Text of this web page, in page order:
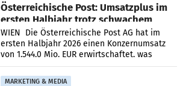
Österreichische Post: Umsatzplus im
ersten Halbjahr trotz schwachem
Briefgeschäft
WIEN Die Österreichische Post AG hat im
ersten Halbjahr 2026 einen Konzernumsatz
von 1.544,0 Mio. EUR erwirtschaftet, was
einem Plus von 3,8 Prozent gegenüber dem
Vergleichszeitraum
MARKETING & MEDIA